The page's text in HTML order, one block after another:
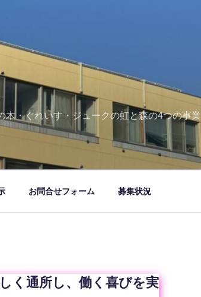
・ぐれいす・ジュークの虹と森の4つの事業
お問合せフォーム 募集状況
く通所し、働く喜びを実